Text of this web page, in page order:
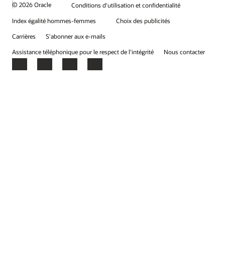
© 2026 Oracle
Conditions d'utilisation et confidentialité
Index égalité hommes-femmes
Choix des publicités
Carrières
S'abonner aux e-mails
Assistance téléphonique pour le respect de l'intégrité
Nous contacter
Facebook
X LinkedInYouTube